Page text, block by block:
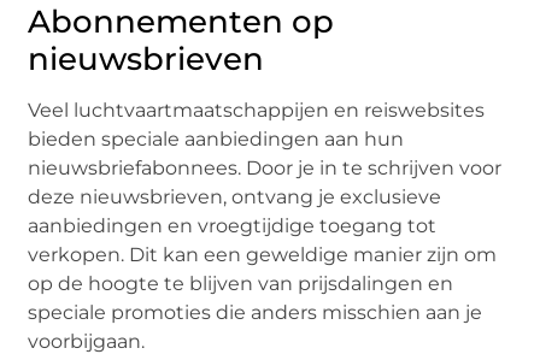
Abonnementen op
nieuwsbrieven
Veel luchtvaartmaatschappijen en reiswebsites
bieden speciale aanbiedingen aan hun
nieuwsbriefabonnees. Door je in te schrijven voor
deze nieuwsbrieven, ontvang je exclusieve
aanbiedingen en vroegtijdige toegang tot
verkopen. Dit kan een geweldige manier zijn om
op de hoogte te blijven van prijsdalingen en
speciale promoties die anders misschien aan je
voorbijgaan.